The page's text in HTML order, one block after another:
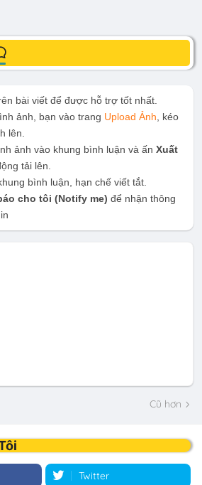
bài viết để được hỗ trợ tốt nhất.
ảnh, bạn vào trang Upload Ảnh , kéo
lên.
ảnh vào khung bình luận và ấnXuất
tải lên.
bình luận, hạn chế viết tắt.
cho tôi (Notify me)để nhận thông
Cũ hơn
Twitter